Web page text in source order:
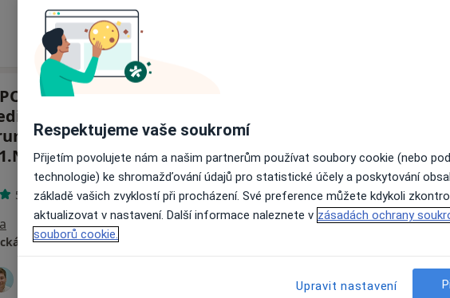
s.r.o -
ambulance
lékařské
508 názorů
Online rezervace termínu není k dispozici
Zobrazit profil
Respektujeme vaše soukromí
Přijetím povolujete nám a našim partnerům používat soubory cookie (nebo
technologie) ke shromažďování údajů pro statistické účely a poskytování
základě vašich zvyklostí při procházení. Své preference můžete kdykoli
aktualizovat v nastavení. Další informace naleznete v zásadách ochrany
souborů cookie.
Upravit nastavení